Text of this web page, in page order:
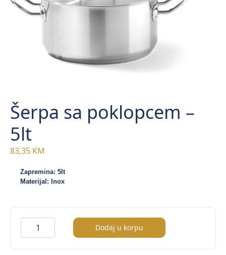
Šerpa sa poklopcem –
5lt
83,35 KM
Zapremina: 5lt
Materijal: Inox
Šerpa
sa
poklopcem
Dodaj u korpu